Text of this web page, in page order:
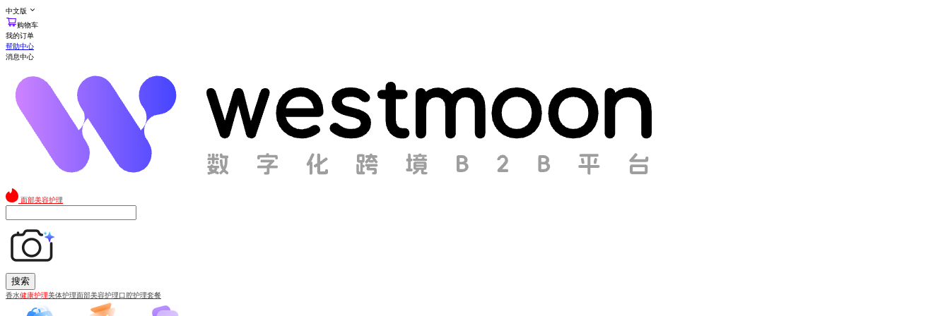
中文版
购物车
我的订单
帮助中心
消息中心
面部美容护理
搜索
香水健康护理美体护理面部美容护理口腔护理套餐